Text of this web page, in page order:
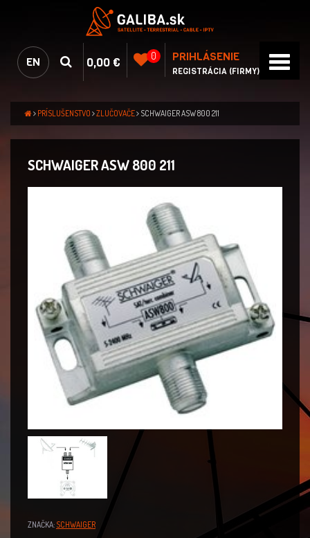
EN 0,00 € 0 PRIHLÁSENIE
REGISTRÁCIA (FIRMY)
PRÍSLUŠENSTVO ZLUČOVAČE SCHWAIGER ASW 800 211
SCHWAIGER ASW 800 211
ZNAČKA: SCHWAIGER